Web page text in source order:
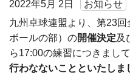
2022年5月 2日
お知らせ
九州卓球連盟より、第23
ボールの部）の開催決定及
ら17:00の練習につきまし
行わなないことといたしま